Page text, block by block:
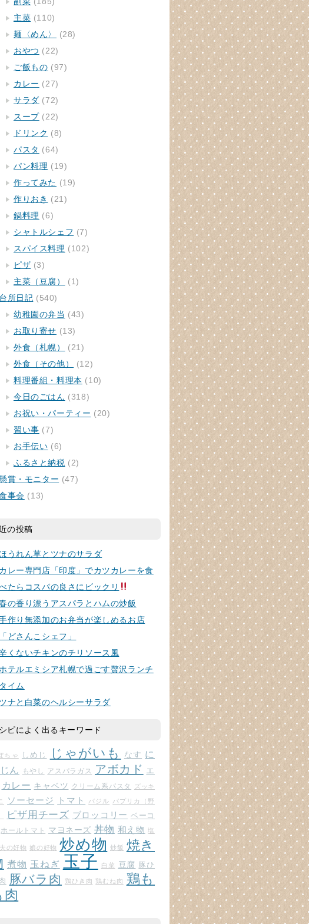
主菜 (110)
麺〈めん〉
(28)
おやつ (22)
ご飯もの (97)
カレー (27)
サラダ (72)
スープ(22)
ドリンク (8)
パスタ (64)
パン料理 (19)
作ってみた (19)
作りおき (21)
鍋料理 (6)
シャトルシェフ (7)
スパイス料理 (102)
ピザ (3)
主菜（豆腐）
(1)
台所日記 (540)
幼稚園の弁当 (43)
お取り寄せ (13)
外食（札幌）
(21)
外食（その他）
(12)
料理番組・料理本 (10)
今日のごはん (318)
お祝い・パーティー (20)
習い事 (7)
お手伝い (6)
ふるさと納税 (2)
賞・モニター (47)
事会 (13)
の投稿
うれん草とツナのサラダ
カレー専門店「印度」でカツカレーを食
たらコスパの良さにビックリ
の香り漂うアスパラとハムの炒飯
作り無添加のお弁当が楽しめるお店
「どさんこシェフ」
くないチキンのチリソース風
ホテルエミシア札幌で過ごす贅沢ランチ
タイム
ツナと白菜のヘルシーサラダ
ピによく出るキーワード
ちゃ しめじ じゃがいも なす に
ん
もやし アスパラガス アボカド
エ
カレー キャベツ クリーム系パスタ ズッキ
ソーセージ トマト バジル パプリカ（野
ピザ用チーズ ブロッコリー ベーコ
ホールトマト マヨネーズ 丼物 和え物 塩
夫の好物 娘の好物 炒め物 炒飯 焼き
煮物 玉ねぎ 玉子 白菜 豆腐 豚ひ
豚バラ肉 鶏ひき肉 鶏むね肉 鶏も
肉